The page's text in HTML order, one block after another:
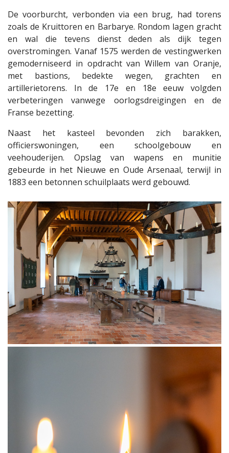
De voorburcht, verbonden via een brug, had torens
zoals de Kruittoren en Barbarye. Rondom lagen gracht
en wal die tevens dienst deden als dijk tegen
overstromingen. Vanaf 1575 werden de vestingwerken
gemoderniseerd in opdracht van Willem van Oranje,
met bastions, bedekte wegen, grachten en
artillerietorens. In de 17e en 18e eeuw volgden
verbeteringen vanwege oorlogsdreigingen en de
Franse bezetting.
Naast het kasteel bevonden zich barakken,
officierswoningen, een schoolgebouw en
veehouderijen. Opslag van wapens en munitie
gebeurde in het Nieuwe en Oude Arsenaal, terwijl in
1883 een betonnen schuilplaats werd gebouwd.